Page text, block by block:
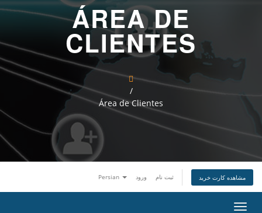
ÁREA DE
CLIENTES
/
Área de Clientes
Persian ورود ثبت نام مشاهده کارت خرید
ت